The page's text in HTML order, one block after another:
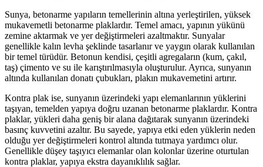
Sunya, betonarme yapıların temellerinin altına yerleştirilen, yüksek
mukavemetli betonarme plaklardır. Temel amacı, yapının yükünü
zemine aktarmak ve yer değiştirmeleri azaltmaktır. Sunyalar
genellikle kalın levha şeklinde tasarlanır ve yaygın olarak kullanılan
bir temel türüdür. Betonun kendisi, çeşitli agregaların (kum, çakıl,
taş) çimento ve su ile karıştırılmasıyla oluşturulur. Ayrıca, sunyanın
altında kullanılan donatı çubukları, plakın mukavemetini artırır.
Kontra plak ise, sunyanın üzerindeki yapı elemanlarının yüklerini
taşıyan, temelden yapıya doğru uzanan betonarme plaklardır. Kontra
plaklar, yükleri daha geniş bir alana dağıtarak sunyanın üzerindeki
basınç kuvvetini azaltır. Bu sayede, yapıya etki eden yüklerin neden
olduğu yer değiştirmeleri kontrol altında tutmaya yardımcı olur.
Genellikle düşey taşıyıcı elemanlar olan kolonlar üzerine oturtulan
kontra plaklar, yapıya ekstra dayanıklılık sağlar.